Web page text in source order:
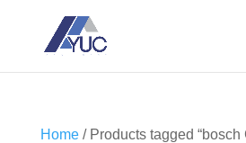
Home/ Products tagged “bosch